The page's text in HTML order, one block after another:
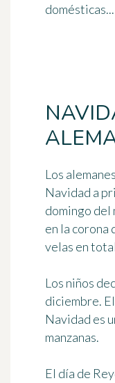
domésticas...
Los
Navidad a
domingo del
en la corona
velas en
Los niños
diciembre.
Navidad es
manzanas.
El día de